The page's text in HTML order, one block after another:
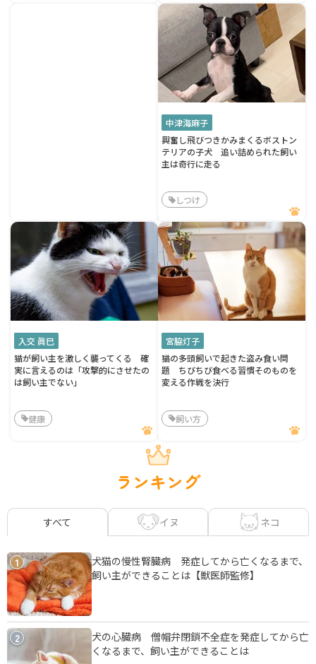
中津海麻子
興奮し飛びつきかみまくるボストン
テリアの子犬 追い詰められた飼い
主は奇行に走る
しつけ
入交 眞巳
猫が飼い主を激しく襲ってくる 確
実に言えるのは「攻撃的にさせたの
は飼い主でない」
健康
宮脇灯子
猫の多頭飼いで起きた盗み食い問
題 ちびちび食べる習慣そのものを
変える作戦を決行
飼い方
ランキング
すべて イヌ ネコ
1
犬猫の慢性腎臓病 発症してから亡くなるまで、
飼い主ができることは【獣医師監修】
2
犬の心臓病 僧帽弁閉鎖不全症を発症してから亡
くなるまで、飼い主ができることは